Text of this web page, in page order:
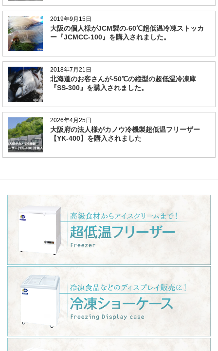
2019年9月15日
大阪の個人様がJCM製の-60℃超低温冷凍ストッカ
ー『JCMCC-100』を購入されました。
2018年7月21日
北海道のお客さんが-50℃の縦型の超低温冷凍庫
『SS-300』を購入されました。
2026年4月25日
大阪府の法人様がカノウ冷機製超低温フリーザー
【YK-400】を購入されました